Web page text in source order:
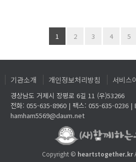
1 2 3 4 5
기관소개 개인정보처리방침 서비스
경상남도 거제시 장평로 6길 11 (우)53266
전화: 055-635-8960 | 팩스: 055-635-0236 |
hamham5569@daum.net
Copyright © heartstogether.kr